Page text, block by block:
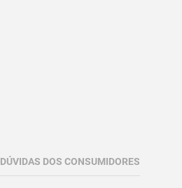
DÚVIDAS DOS CONSUMIDORES